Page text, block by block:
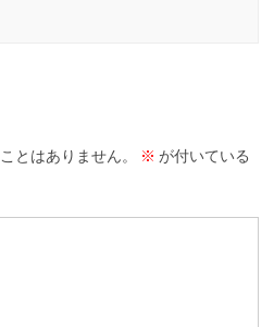
とはありません。 ※ が付いている